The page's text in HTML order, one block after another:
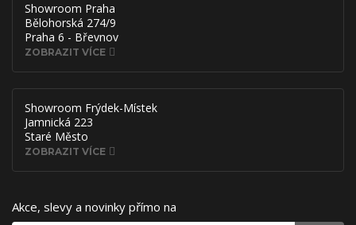
Showroom Praha
Bělohorská 274/9
Praha 6 - Břevnov
ZOBRAZIT VÍCE
Showroom Frýdek-Místek
Jamnická 223
Staré Město
ZOBRAZIT VÍCE
Akce, slevy a novinky přímo na